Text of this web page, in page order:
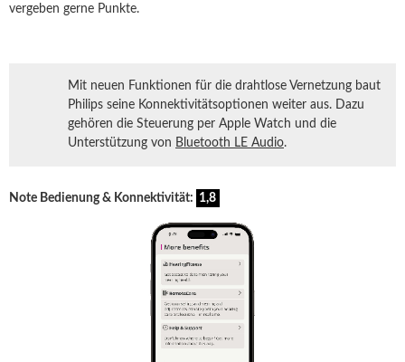
vergeben gerne Punkte.
Mit neuen Funktionen für die drahtlose Vernetzung baut
Philips seine Konnektivitätsoptionen weiter aus. Dazu
gehören die Steuerung per Apple Watch und die
Unterstützung von Bluetooth LE Audio.
Note Bedienung & Konnektivität: 1,8